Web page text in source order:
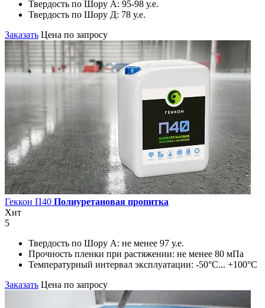
Твердость по Шору А: 95-98 у.е.
Твердость по Шору Д: 78 у.е.
Заказать Цена по запросу
Геккон П40 Полиуретановая пропитка
Хит
5
Твердость по Шору А: не менее 97 у.е.
Прочность пленки при растяжении: не менее 80 мПа
Температурный интервал эксплуатации: -50°С... +100°С
Заказать Цена по запросу